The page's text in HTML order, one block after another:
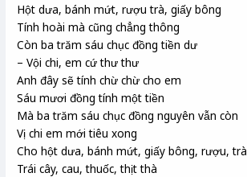
Hột dưa, bánh mứt, rượu trà, giấy bông
Tính hoài mà cũng chẳng thông
Còn ba trăm sáu chục đồng tiền dư
– Vội chi, em cứ thư thư
Anh đây sẽ tính chừ chừ cho em
Sáu mươi đồng tính một tiền
Mà ba trăm sáu chục đồng nguyên vẫn còn
Vị chi em mới tiêu xong
Cho hột dưa, bánh mứt, giấy bông, rượu, trà
Trái cây, cau, thuốc, thịt thà